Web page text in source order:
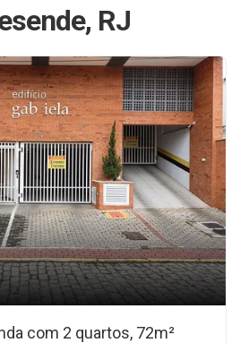
RJ
com 2 quartos, 72m²